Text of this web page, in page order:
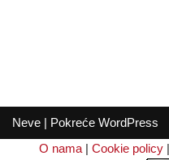
Neve | Pokreće WordPress
O nama | Cookie policy |